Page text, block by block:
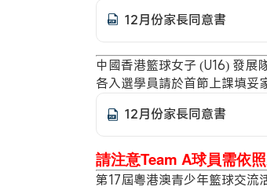
12月份家長同意書
中國香港籃球女子 (U16) 發展隊
各入選學員請於首節上課填妥
12月份家長同意書
請注意Team A球員需依
第17屆粵港澳青少年籃球交流